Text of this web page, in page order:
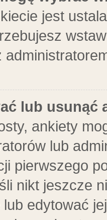
jest
lub usunąć
ankiety
lub
pierwszego
nikt jeszcze
edytować